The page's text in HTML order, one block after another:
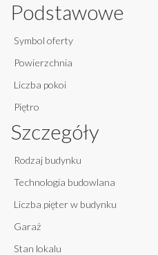
Podstawowe
Symbol oferty
Powierzchnia
Liczba pokoi
Piętro
Szczegóły
Rodzaj budynku
Technologia budowlana
Liczba pięter w budynku
Garaż
Stan lokalu